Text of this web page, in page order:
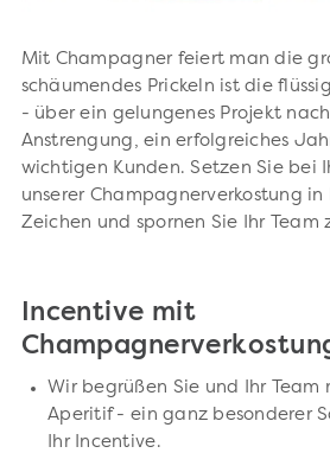
Mit Champagner feiert man die
schäumendes Prickeln ist die
- über ein gelungenes Projekt
Anstrengung, ein erfolgreiches
wichtigen Kunden. Setzen Sie bei
unserer Champagnerverkostung
Zeichen und spornen Sie Ihr Team
Incentive mit
Wir begrüßen Sie und Ihr
Aperitif - ein ganz besonderer
Ihr Incentive.